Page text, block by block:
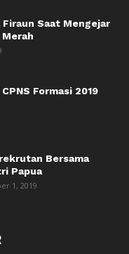
Saat Mengejar
Formasi 2019
Bersama
Papua
1, 2019